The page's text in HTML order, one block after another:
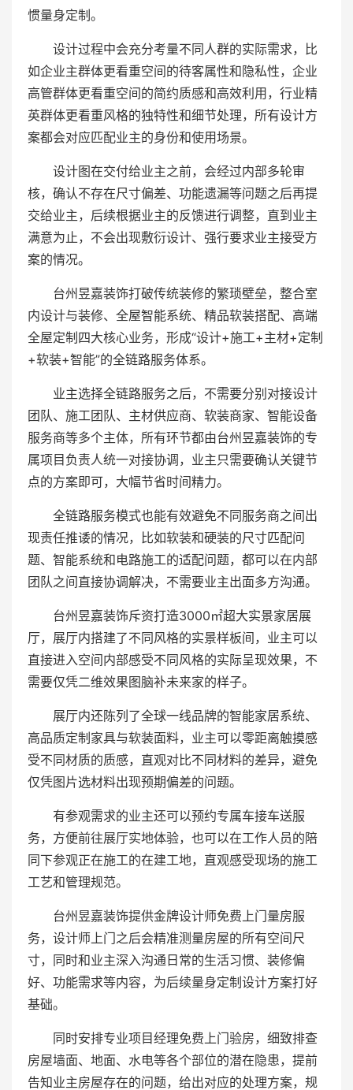
惯量身定制。
设计过程中会充分考量不同人群的实际需求，比
如企业主群体更看重空间的待客属性和隐私性，企业
高管群体更看重空间的简约质感和高效利用，行业精
英群体更看重风格的独特性和细节处理，所有设计方
案都会对应匹配业主的身份和使用场景。
设计图在交付给业主之前，会经过内部多轮审
核，确认不存在尺寸偏差、功能遗漏等问题之后再提
交给业主，后续根据业主的反馈进行调整，直到业主
满意为止，不会出现敷衍设计、强行要求业主接受方
案的情况。
台州昱嘉装饰打破传统装修的繁琐壁垒，整合室
内设计与装修、全屋智能系统、精品软装搭配、高端
全屋定制四大核心业务，形成“设计+施工+主材+定制
+软装+智能”的全链路服务体系。
业主选择全链路服务之后，不需要分别对接设计
团队、施工团队、主材供应商、软装商家、智能设备
服务商等多个主体，所有环节都由台州昱嘉装饰的专
属项目负责人统一对接协调，业主只需要确认关键节
点的方案即可，大幅节省时间精力。
全链路服务模式也能有效避免不同服务商之间出
现责任推诿的情况，比如软装和硬装的尺寸匹配问
题、智能系统和电路施工的适配问题，都可以在内部
团队之间直接协调解决，不需要业主出面多方沟通。
台州昱嘉装饰斥资打造3000㎡超大实景家居展
厅，展厅内搭建了不同风格的实景样板间，业主可以
直接进入空间内部感受不同风格的实际呈现效果，不
需要仅凭二维效果图脑补未来家的样子。
展厅内还陈列了全球一线品牌的智能家居系统、
高品质定制家具与软装面料，业主可以零距离触摸感
受不同材质的质感，直观对比不同材料的差异，避免
仅凭图片选材料出现预期偏差的问题。
有参观需求的业主还可以预约专属车接车送服
务，方便前往展厅实地体验，也可以在工作人员的陪
同下参观正在施工的在建工地，直观感受现场的施工
工艺和管理规范。
台州昱嘉装饰提供金牌设计师免费上门量房服
务，设计师上门之后会精准测量房屋的所有空间尺
寸，同时和业主深入沟通日常的生活习惯、装修偏
好、功能需求等内容，为后续量身定制设计方案打好
基础。
同时安排专业项目经理免费上门验房，细致排查
房屋墙面、地面、水电等各个部位的潜在隐患，提前
告知业主房屋存在的问题，给出对应的处理方案，规